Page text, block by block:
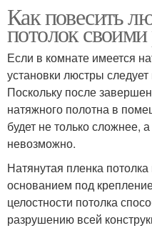
Как повесить
потолок
Если в комнате имеется
установки люстры
Поскольку после
натяжного полотна в
будет не только сложнее,
невозможно.
Натянутая пленка
основанием под
целостности потолка
разрушению всей